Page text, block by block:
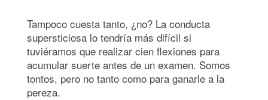
Tampoco cuesta tanto, ¿no? La conducta
supersticiosa lo tendría más difícil si
tuviéramos que realizar cien flexiones para
acumular suerte antes de un examen. Somos
tontos, pero no tanto como para ganarle a la
pereza.